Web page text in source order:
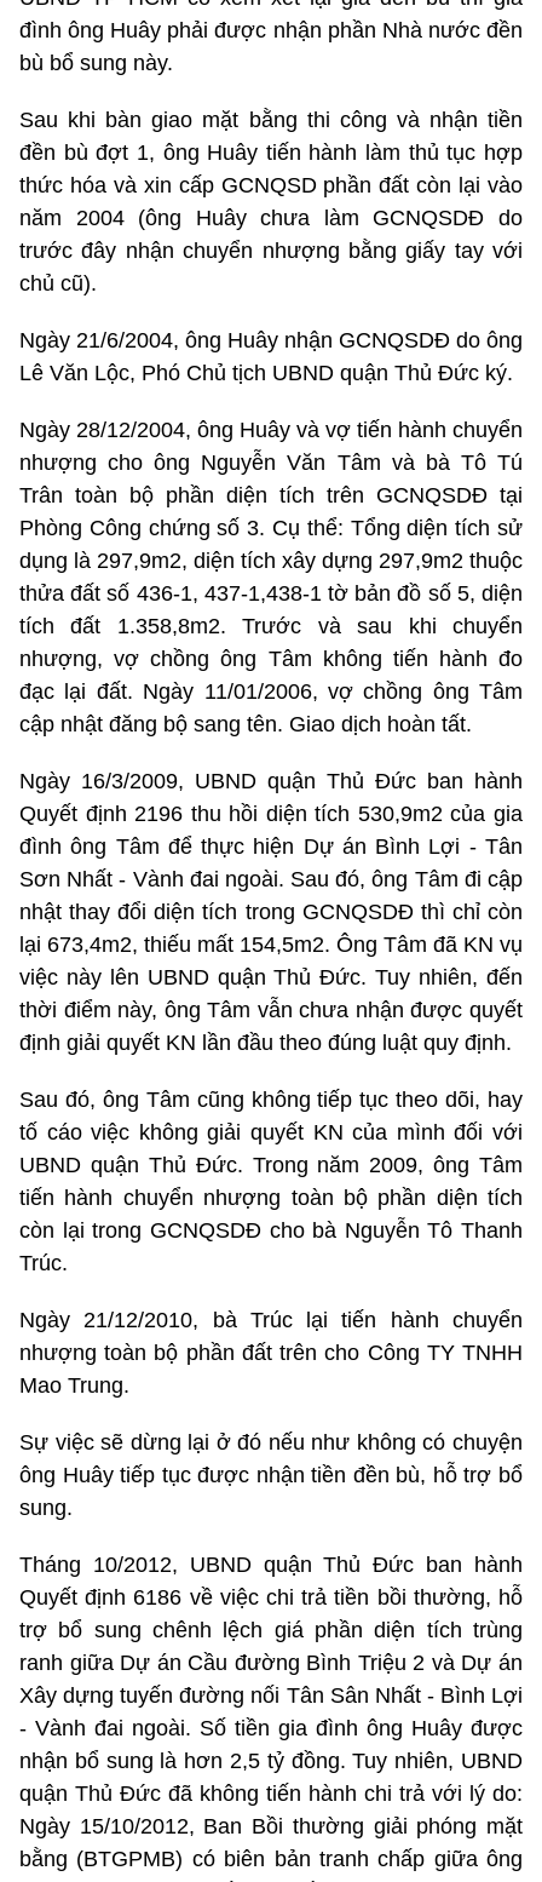
đình ông Huây phải được nhận phần Nhà nước đền
bù bổ sung này.
Sau khi bàn giao mặt bằng thi công và nhận tiền
đền bù đợt 1, ông Huây tiến hành làm thủ tục hợp
thức hóa và xin cấp GCNQSD phần đất còn lại vào
năm 2004 (ông Huây chưa làm GCNQSDĐ do
trước đây nhận chuyển nhượng bằng giấy tay với
chủ cũ).
Ngày 21/6/2004, ông Huây nhận GCNQSDĐ do ông
Lê Văn Lộc, Phó Chủ tịch UBND quận Thủ Đức ký.
Ngày 28/12/2004, ông Huây và vợ tiến hành chuyển
nhượng cho ông Nguyễn Văn Tâm và bà Tô Tú
Trân toàn bộ phần diện tích trên GCNQSDĐ tại
Phòng Công chứng số 3. Cụ thể: Tổng diện tích sử
dụng là 297,9m2, diện tích xây dựng 297,9m2 thuộc
thửa đất số 436-1, 437-1,438-1 tờ bản đồ số 5, diện
tích đất 1.358,8m2. Trước và sau khi chuyển
nhượng, vợ chồng ông Tâm không tiến hành đo
đạc lại đất. Ngày 11/01/2006, vợ chồng ông Tâm
cập nhật đăng bộ sang tên. Giao dịch hoàn tất.
Ngày 16/3/2009, UBND quận Thủ Đức ban hành
Quyết định 2196 thu hồi diện tích 530,9m2 của gia
đình ông Tâm để thực hiện Dự án Bình Lợi - Tân
Sơn Nhất - Vành đai ngoài. Sau đó, ông Tâm đi cập
nhật thay đổi diện tích trong GCNQSDĐ thì chỉ còn
lại 673,4m2, thiếu mất 154,5m2. Ông Tâm đã KN vụ
việc này lên UBND quận Thủ Đức. Tuy nhiên, đến
thời điểm này, ông Tâm vẫn chưa nhận được quyết
định giải quyết KN lần đầu theo đúng luật quy định.
Sau đó, ông Tâm cũng không tiếp tục theo dõi, hay
tố cáo việc không giải quyết KN của mình đối với
UBND quận Thủ Đức. Trong năm 2009, ông Tâm
tiến hành chuyển nhượng toàn bộ phần diện tích
còn lại trong GCNQSDĐ cho bà Nguyễn Tô Thanh
Trúc.
Ngày 21/12/2010, bà Trúc lại tiến hành chuyển
nhượng toàn bộ phần đất trên cho Công TY TNHH
Mao Trung.
Sự việc sẽ dừng lại ở đó nếu như không có chuyện
ông Huây tiếp tục được nhận tiền đền bù, hỗ trợ bổ
sung.
Tháng 10/2012, UBND quận Thủ Đức ban hành
Quyết định 6186 về việc chi trả tiền bồi thường, hỗ
trợ bổ sung chênh lệch giá phần diện tích trùng
ranh giữa Dự án Cầu đường Bình Triệu 2 và Dự án
Xây dựng tuyến đường nối Tân Sân Nhất - Bình Lợi
- Vành đai ngoài. Số tiền gia đình ông Huây được
nhận bổ sung là hơn 2,5 tỷ đồng. Tuy nhiên, UBND
quận Thủ Đức đã không tiến hành chi trả với lý do:
Ngày 15/10/2012, Ban Bồi thường giải phóng mặt
bằng (BTGPMB) có biên bản tranh chấp giữa ông